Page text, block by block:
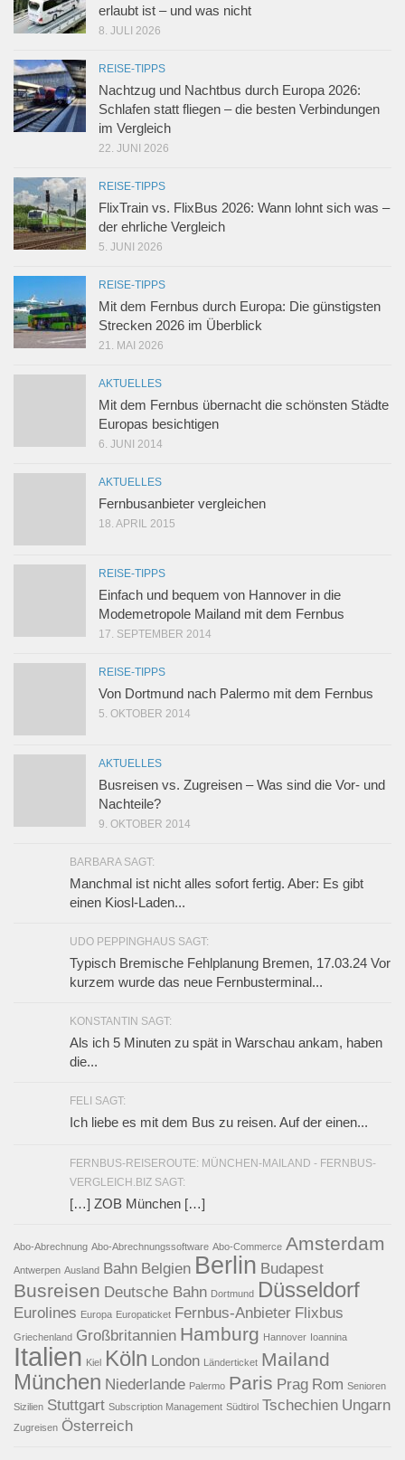
erlaubt ist – und was nicht
8. JULI 2026
REISE-TIPPS
Nachtzug und Nachtbus durch Europa 2026:
Schlafen statt fliegen – die besten Verbindungen
im Vergleich
22. JUNI 2026
REISE-TIPPS
FlixTrain vs. FlixBus 2026: Wann lohnt sich was –
der ehrliche Vergleich
5. JUNI 2026
REISE-TIPPS
Mit dem Fernbus durch Europa: Die günstigsten
Strecken 2026 im Überblick
21. MAI 2026
AKTUELLES
Mit dem Fernbus übernacht die schönsten Städte
Europas besichtigen
6. JUNI 2014
AKTUELLES
Fernbusanbieter vergleichen
18. APRIL 2015
REISE-TIPPS
Einfach und bequem von Hannover in die
Modemetropole Mailand mit dem Fernbus
17. SEPTEMBER 2014
REISE-TIPPS
Von Dortmund nach Palermo mit dem Fernbus
5. OKTOBER 2014
AKTUELLES
Busreisen vs. Zugreisen – Was sind die Vor- und
Nachteile?
9. OKTOBER 2014
BARBARA SAGT:
Manchmal ist nicht alles sofort fertig. Aber: Es gibt
einen Kiosl-Laden...
UDO PEPPINGHAUS SAGT:
Typisch Bremische Fehlplanung Bremen, 17.03.24 Vor
kurzem wurde das neue Fernbusterminal...
KONSTANTIN SAGT:
Als ich 5 Minuten zu spät in Warschau ankam, haben
die...
FELI SAGT:
Ich liebe es mit dem Bus zu reisen. Auf der einen...
FERNBUS-REISEROUTE: MÜNCHEN-MAILAND - FERNBUS-
VERGLEICH.BIZ SAGT:
[…] ZOB München […]
Abo-Abrechnung Abo-Abrechnungssoftware Abo-Commerce Amsterdam
Antwerpen Ausland Bahn Belgien Berlin Budapest
Busreisen Deutsche Bahn Dortmund Düsseldorf
Eurolines Europa Europaticket Fernbus-Anbieter Flixbus
Griechenland Großbritannien Hamburg Hannover Ioannina
Italien Kiel Köln London Länderticket Mailand
München Niederlande Palermo Paris Prag Rom Senioren
Sizilien Stuttgart Subscription Management Südtirol Tschechien Ungarn
Zugreisen Österreich